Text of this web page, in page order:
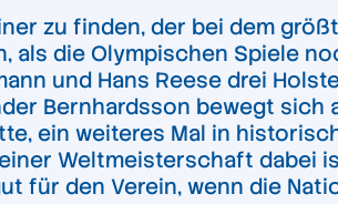
zu finden, der bei dem
als die Olympischen Spiele
und Hans Reese drei
Bernhardsson bewegt
ein weiteres Mal in
Weltmeisterschaft dabei
für den Verein, wenn die